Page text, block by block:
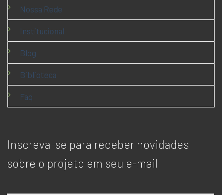
Nossa Rede
Institucional
Blog
Biblioteca
Faq
Inscreva-se para receber novidades
sobre o projeto em seu e-mail